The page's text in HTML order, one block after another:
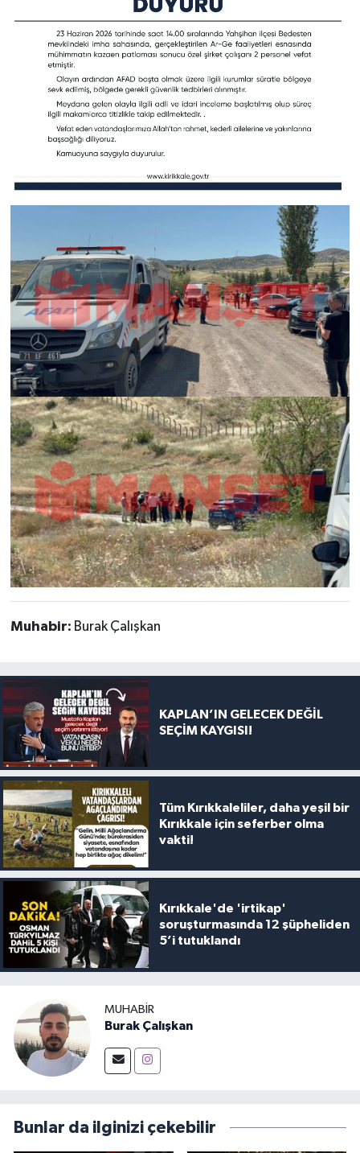
Muhabir: Burak Çalışkan
KAPLAN’IN GELECEK DEĞİL
SEÇİM KAYGISI!
Tüm Kırıkkaleliler, daha yeşil bir
Kırıkkale için seferber olma
vakti!
Kırıkkale'de 'irtikap'
soruşturmasında 12 şüpheliden
5’i tutuklandı
MUHABIR
Burak Çalışkan
Bunlar da ilginizi çekebilir